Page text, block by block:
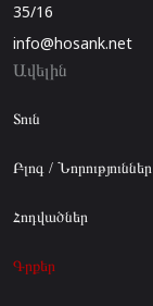
35/16
info@hosank.net
Ավելին
Տուն
Բլոգ / Նորություններ
Հոդվածներ
Գրքեր